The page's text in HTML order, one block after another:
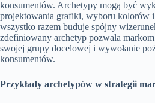
konsumentów. Archetypy mogą być
projektowania grafiki, wyboru kolorów
wszystko razem buduje spójny
zdefiniowany archetyp pozwala
swojej grupy docelowej i wywołanie
konsumentów.
Przykłady archetypów w strategii